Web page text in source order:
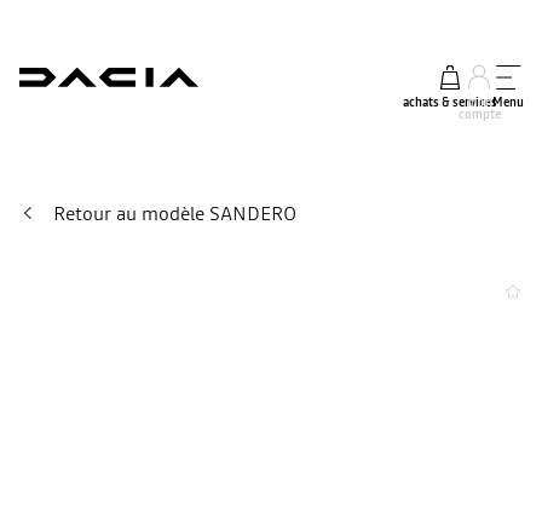
achats & services
mon
compte
Menu
Retour au modèle SANDERO